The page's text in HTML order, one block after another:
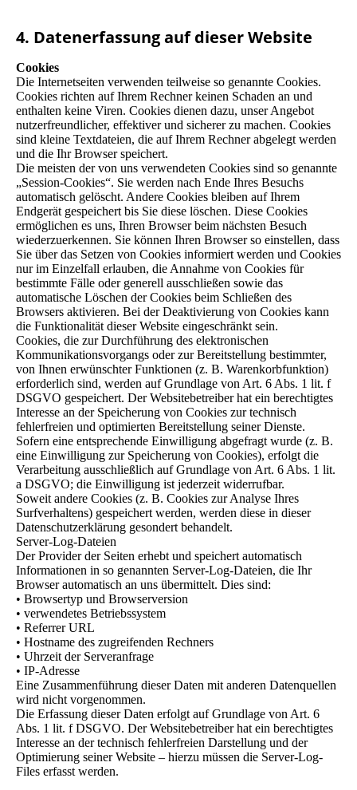
4. Datenerfassung auf dieser Website
Cookies
Die Internetseiten verwenden teilweise so genannte Cookies.
Cookies richten auf Ihrem Rechner keinen Schaden an und
enthalten keine Viren. Cookies dienen dazu, unser Angebot
nutzerfreundlicher, effektiver und sicherer zu machen. Cookies
sind kleine Textdateien, die auf Ihrem Rechner abgelegt werden
und die Ihr Browser speichert.
Die meisten der von uns verwendeten Cookies sind so genannte
„Session-Cookies“. Sie werden nach Ende Ihres Besuchs
automatisch gelöscht. Andere Cookies bleiben auf Ihrem
Endgerät gespeichert bis Sie diese löschen. Diese Cookies
ermöglichen es uns, Ihren Browser beim nächsten Besuch
wiederzuerkennen. Sie können Ihren Browser so einstellen, dass
Sie über das Setzen von Cookies informiert werden und Cookies
nur im Einzelfall erlauben, die Annahme von Cookies für
bestimmte Fälle oder generell ausschließen sowie das
automatische Löschen der Cookies beim Schließen des
Browsers aktivieren. Bei der Deaktivierung von Cookies kann
die Funktionalität dieser Website eingeschränkt sein.
Cookies, die zur Durchführung des elektronischen
Kommunikationsvorgangs oder zur Bereitstellung bestimmter,
von Ihnen erwünschter Funktionen (z. B. Warenkorbfunktion)
erforderlich sind, werden auf Grundlage von Art. 6 Abs. 1 lit. f
DSGVO gespeichert. Der Websitebetreiber hat ein berechtigtes
Interesse an der Speicherung von Cookies zur technisch
fehlerfreien und optimierten Bereitstellung seiner Dienste.
Sofern eine entsprechende Einwilligung abgefragt wurde (z. B.
eine Einwilligung zur Speicherung von Cookies), erfolgt die
Verarbeitung ausschließlich auf Grundlage von Art. 6 Abs. 1 lit.
a DSGVO; die Einwilligung ist jederzeit widerrufbar.
Soweit andere Cookies (z. B. Cookies zur Analyse Ihres
Surfverhaltens) gespeichert werden, werden diese in dieser
Datenschutzerklärung gesondert behandelt.
Server-Log-Dateien
Der Provider der Seiten erhebt und speichert automatisch
Informationen in so genannten Server-Log-Dateien, die Ihr
Browser automatisch an uns übermittelt. Dies sind:
• Browsertyp und Browserversion
• verwendetes Betriebssystem
• Referrer URL
• Hostname des zugreifenden Rechners
• Uhrzeit der Serveranfrage
• IP-Adresse
Eine Zusammenführung dieser Daten mit anderen Datenquellen
wird nicht vorgenommen.
Die Erfassung dieser Daten erfolgt auf Grundlage von Art. 6
Abs. 1 lit. f DSGVO. Der Websitebetreiber hat ein berechtigtes
Interesse an der technisch fehlerfreien Darstellung und der
Optimierung seiner Website – hierzu müssen die Server-Log-
Files erfasst werden.